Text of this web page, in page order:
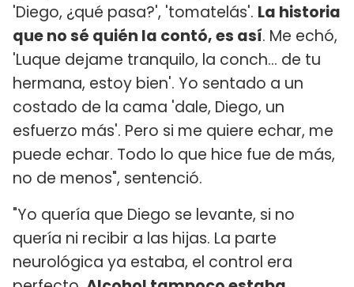
'Diego, ¿qué pasa?', 'tomatelás'. La historia
que no sé quién la contó, es así. Me echó,
'Luque dejame tranquilo, la conch... de tu
hermana, estoy bien'. Yo sentado a un
costado de la cama 'dale, Diego, un
esfuerzo más'. Pero si me quiere echar, me
puede echar. Todo lo que hice fue de más,
no de menos", sentenció.
"Yo quería que Diego se levante, si no
quería ni recibir a las hijas. La parte
neurológica ya estaba, el control era